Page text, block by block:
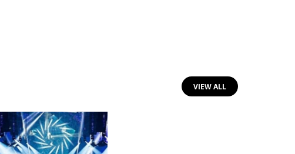
VIEW ALL